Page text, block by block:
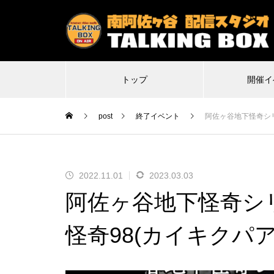
トップ 開催
特殊平場ライブ「気付けば魔界に
こんな感じ」
不
post 終了イベント 阿佐ヶ谷地下怪奇
2022.11.01 2023.03.03
阿佐ヶ谷地下怪奇シ
怪奇98(カイキクパ